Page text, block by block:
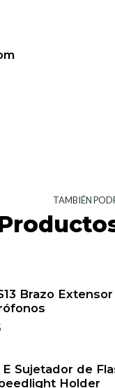
TAMBIÉN
Brazo
Sujetador de
Holder